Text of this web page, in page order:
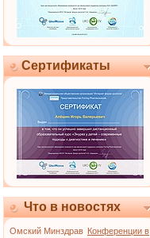
Сертификаты
Что в новостях
Омский Минздрав Конференции в